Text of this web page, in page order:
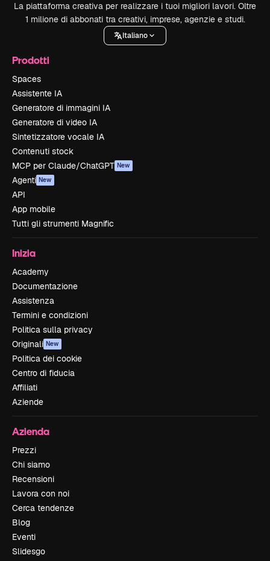
La piattaforma creativa per realizzare i tuoi migliori lavori. Oltre
1 milione di abbonati tra creativi, imprese, agenzie e studi.
Italiano
Prodotti
Spaces
Assistente IA
Generatore di immagini IA
Generatore di video IA
Sintetizzatore vocale IA
Contenuti stock
MCP per Claude/ChatGPT New
Agenti New
API
App mobile
Tutti gli strumenti Magnific
Inizia
Academy
Documentazione
Assistenza
Termini e condizioni
Politica sulla privacy
Originali New
Politica dei cookie
Centro di fiducia
Affiliati
Aziende
Azienda
Prezzi
Chi siamo
Recensioni
Lavora con noi
Cerca tendenze
Blog
Eventi
Slidesgo